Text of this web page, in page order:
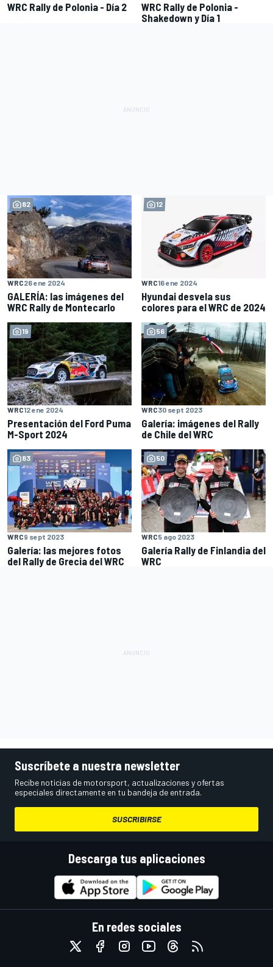
WRC Rally de Polonia - Día 2
WRC Rally de Polonia -
Shakedown y Día 1
82
WRC26 ene 2024
GALERÍA: las imágenes del
WRC Rally de Montecarlo
12
WRC16 ene 2024
Hyundai desvela sus
colores para el WRC de 2024
19
WRC12 ene 2024
Presentación del Ford Puma
M-Sport 2024
56
WRC30 sept 2023
Galería: imágenes del Rally
de Chile del WRC
83
WRC9 sept 2023
Galería: las mejores fotos
del Rally de Grecia del WRC
50
WRC5 ago 2023
Galería Rally de Finlandia del
WRC
Suscríbete a nuestra newsletter
Recibe noticias de motorsport, actualizaciones y ofertas
especiales directamente en tu bandeja de entrada.
SUSCRIBIRSE
Descarga tus aplicaciones
En redes sociales